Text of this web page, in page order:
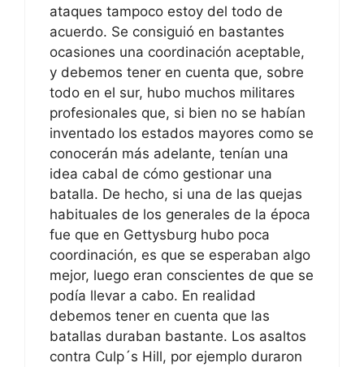
ataques tampoco estoy del todo de
acuerdo. Se consiguió en bastantes
ocasiones una coordinación aceptable,
y debemos tener en cuenta que, sobre
todo en el sur, hubo muchos militares
profesionales que, si bien no se habían
inventado los estados mayores como se
conocerán más adelante, tenían una
idea cabal de cómo gestionar una
batalla. De hecho, si una de las quejas
habituales de los generales de la época
fue que en Gettysburg hubo poca
coordinación, es que se esperaban algo
mejor, luego eran conscientes de que se
podía llevar a cabo. En realidad
debemos tener en cuenta que las
batallas duraban bastante. Los asaltos
contra Culp´s Hill, por ejemplo duraron